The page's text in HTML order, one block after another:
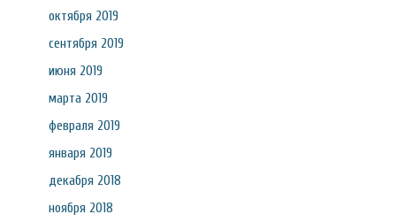
октября 2019
сентября 2019
июня 2019
марта 2019
февраля 2019
января 2019
декабря 2018
ноября 2018